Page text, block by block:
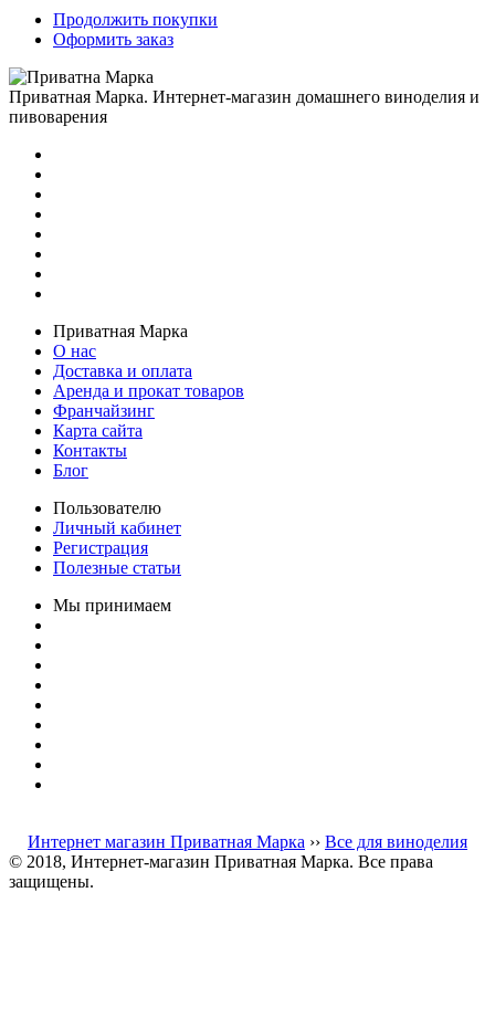
Продолжить покупки
Оформить заказ
Приватная Марка. Интернет-магазин домашнего виноделия и
пивоварения
Приватная Марка
О нас
Доставка и оплата
Аренда и прокат товаров
Франчайзинг
Карта сайта
Контакты
Блог
Пользователю
Личный кабинет
Регистрация
Полезные статьи
Мы принимаем
Интернет магазин Приватная Марка ›› Все для виноделия
© 2018, Интернет-магазин Приватная Марка. Все права
защищены.